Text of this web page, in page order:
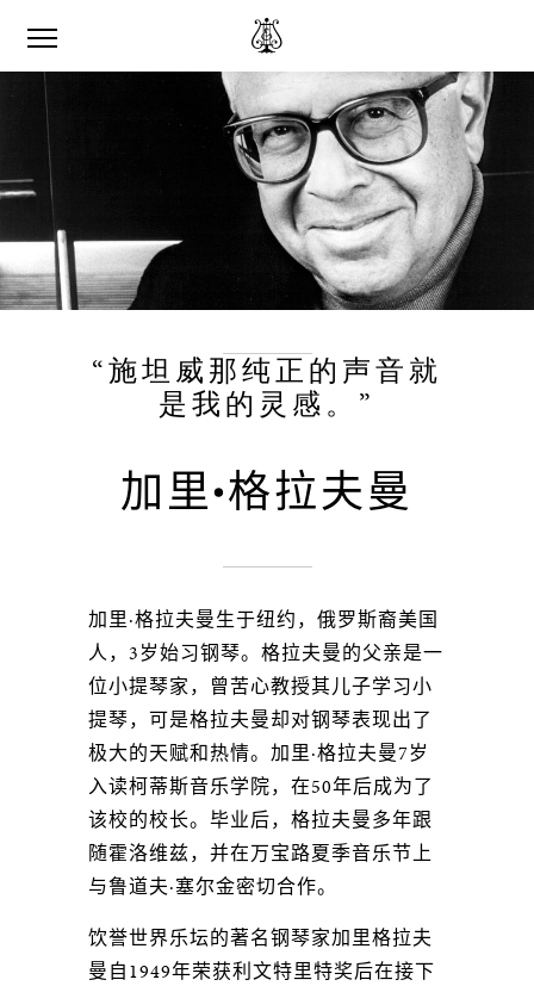
“施坦威那纯正的声音就
是我的灵感。”
加里•格拉夫曼
加里·格拉夫曼生于纽约，俄罗斯裔美国
人，3岁始习钢琴。格拉夫曼的父亲是一
位小提琴家，曾苦心教授其儿子学习小
提琴，可是格拉夫曼却对钢琴表现出了
极大的天赋和热情。加里·格拉夫曼7岁
入读柯蒂斯音乐学院，在50年后成为了
该校的校长。毕业后，格拉夫曼多年跟
随霍洛维兹，并在万宝路夏季音乐节上
与鲁道夫·塞尔金密切合作。
饮誉世界乐坛的著名钢琴家加里格拉夫
曼自1949年荣获利文特里特奖后在接下